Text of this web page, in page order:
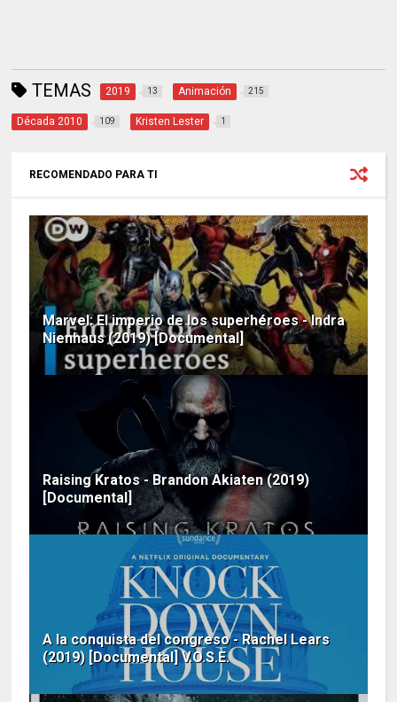
TEMAS 2019 13 Animación 215
Década 2010 109 Kristen Lester 1
RECOMENDADO PARA TI
Marvel: El imperio de los superhéroes - Indra
Nienhaus (2019) [Documental]
Raising Kratos - Brandon Akiaten (2019)
[Documental]
A la conquista del congreso - Rachel Lears
(2019) [Documental] V.O.S.E.